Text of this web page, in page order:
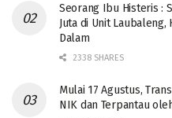
Seorang Ibu Histeris :
Juta di Unit Laubaleng,
Dalam
2338 SHARES
Mulai 17 Agustus,
NIK dan Terpantau